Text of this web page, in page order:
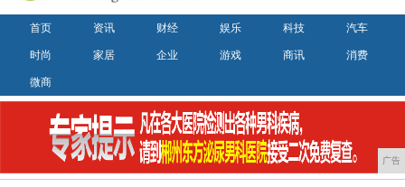
首页 资讯 财经 娱乐 科技 汽车
时尚 家居 企业 游戏 商讯 消费
微商
广告